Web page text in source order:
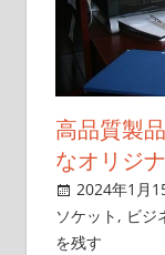
高品質製
なオリジ
2024年1月
ソケット , ビジ
を残す